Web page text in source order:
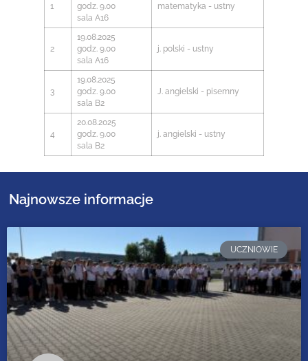
1
godz. 9.00
sala A16
matematyka - ustny
2
19.08.2025
godz. 9.00
sala A16
j. polski - ustny
3
19.08.2025
godz. 9.00
sala B2
J. angielski - pisemny
4
20.08.2025
godz. 9.00
sala B2
j. angielski - ustny
Najnowsze informacje
UCZNIOWIE